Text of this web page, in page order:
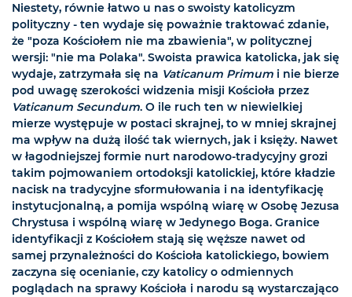
Niestety, równie łatwo u nas o swoisty katolicyzm
polityczny - ten wydaje się poważnie traktować zdanie,
że "poza Kościołem nie ma zbawienia", w politycznej
wersji: "nie ma Polaka". Swoista prawica katolicka, jak się
wydaje, zatrzymała się na Vaticanum Primum i nie bierze
pod uwagę szerokości widzenia misji Kościoła przez
Vaticanum Secundum. O ile ruch ten w niewielkiej
mierze występuje w postaci skrajnej, to w mniej skrajnej
ma wpływ na dużą ilość tak wiernych, jak i księży. Nawet
w łagodniejszej formie nurt narodowo-tradycyjny grozi
takim pojmowaniem ortodoksji katolickiej, które kładzie
nacisk na tradycyjne sformułowania i na identyfikację
instytucjonalną, a pomija wspólną wiarę w Osobę Jezusa
Chrystusa i wspólną wiarę w Jedynego Boga. Granice
identyfikacji z Kościołem stają się węższe nawet od
samej przynależności do Kościoła katolickiego, bowiem
zaczyna się ocenianie, czy katolicy o odmiennych
poglądach na sprawy Kościoła i narodu są wystarczająco